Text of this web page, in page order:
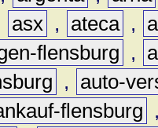
asx , ateca ,
flensburg ,
,
auto-
flensburg